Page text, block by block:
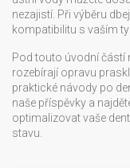
nezajistí. Při výběru
kompatibilitu s vaším
Pod touto úvodní částí
rozebírají opravu
praktické návody po
naše příspěvky a
optimalizovat vaše
stavu.